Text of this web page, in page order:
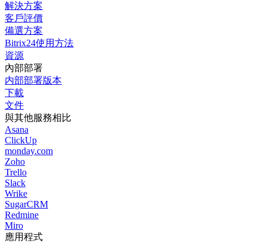
解決方案
客戶評價
備選方案
Bitrix24使用方法
資源
內部部署
内部部署版本
下載
文件
與其他服務相比
Asana
ClickUp
monday.com
Zoho
Trello
Slack
Wrike
SugarCRM
Redmine
Miro
應用程式